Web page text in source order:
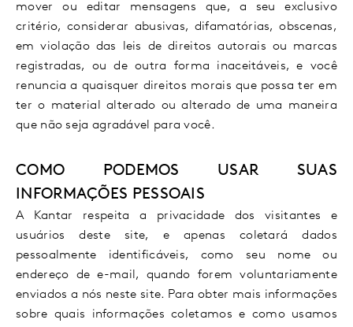
mover ou editar mensagens que, a seu exclusivo
critério, considerar abusivas, difamatórias, obscenas,
em violação das leis de direitos autorais ou marcas
registradas, ou de outra forma inaceitáveis, e você
renuncia a quaisquer direitos morais que possa ter em
ter o material alterado ou alterado de uma maneira
que não seja agradável para você.
COMO PODEMOS USAR SUAS
INFORMAÇÕES PESSOAIS
A Kantar respeita a privacidade dos visitantes e
usuários deste site, e apenas coletará dados
pessoalmente identificáveis, como seu nome ou
endereço de e-mail, quando forem voluntariamente
enviados a nós neste site. Para obter mais informações
sobre quais informações coletamos e como usamos